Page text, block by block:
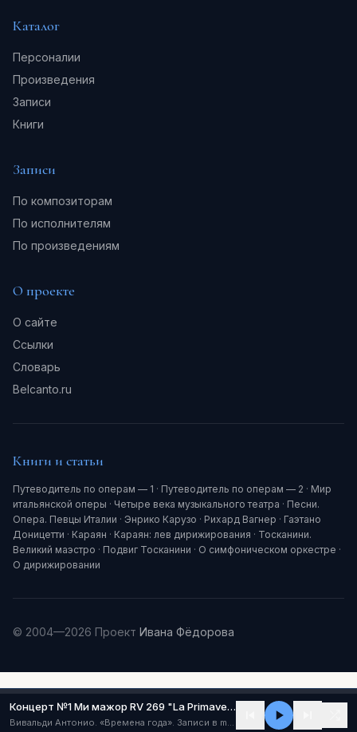
Каталог
Персоналии
Произведения
Записи
Книги
Записи
По композиторам
По исполнителям
По произведениям
О проекте
О сайте
Ссылки
Словарь
Belcanto.ru
Книги и статьи
Путеводитель по операм — 1 · Путеводитель по операм — 2 · Мир
итальянской оперы · Четыре века музыкального театра · Песни.
Опера. Певцы Италии · Энрико Карузо · Рихард Вагнер · Гаэтано
Доницетти · Караян · Караян: лев дирижирования · Тосканини.
Великий маэстро · Подвиг Тосканини · О симфоническом оркестре ·
О дирижировании
© 2004—2026 Проект Ивана Фёдорова
Концерт №1 Ми мажор RV 269 "La Primavera" ("Весна") (I - Allegro)
Вивальди Антонио. «Времена года». Записи в mp3